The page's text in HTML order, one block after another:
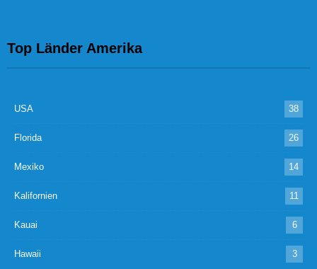
Top Länder Amerika
USA 38
Florida 26
Mexiko 14
Kalifornien 11
Kauai 6
Hawaii 3